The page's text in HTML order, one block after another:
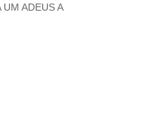
UM ADEUS A